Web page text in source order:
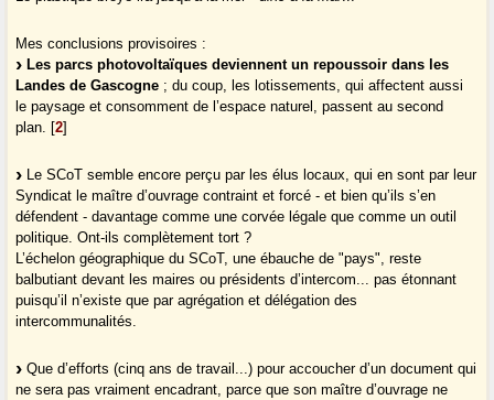
Mes conclusions provisoires :
Les parcs photovoltaïques deviennent un repoussoir dans les
Landes de Gascogne ; du coup, les lotissements, qui affectent aussi
le paysage et consomment de l’espace naturel, passent au second
plan. [2]
Le SCoT semble encore perçu par les élus locaux, qui en sont par leur
Syndicat le maître d’ouvrage contraint et forcé - et bien qu’ils s’en
défendent - davantage comme une corvée légale que comme un outil
politique. Ont-ils complètement tort ?
L’échelon géographique du SCoT, une ébauche de "pays", reste
balbutiant devant les maires ou présidents d’intercom... pas étonnant
puisqu’il n’existe que par agrégation et délégation des
intercommunalités.
Que d’efforts (cinq ans de travail...) pour accoucher d’un document qui
ne sera pas vraiment encadrant, parce que son maître d’ouvrage ne